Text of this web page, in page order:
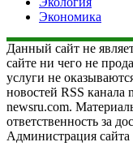
Экономика
Данный сайт не
сайте ни чего не
услуги не
новостей RSS канала
newsru.com.
ответственность за
Администрация сайта